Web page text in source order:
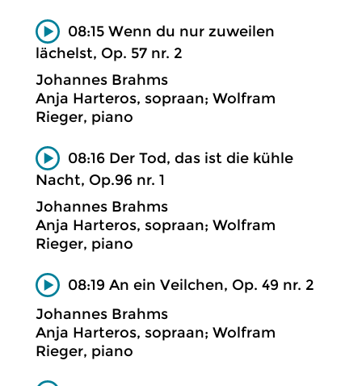
08:15 Wenn du nur zuweilen
lächelst, Op. 57 nr. 2
Johannes Brahms
Anja Harteros, sopraan; Wolfram
Rieger, piano
08:16 Der Tod, das ist die kühle
Nacht, Op.96 nr. 1
Johannes Brahms
Anja Harteros, sopraan; Wolfram
Rieger, piano
08:19 An ein Veilchen, Op. 49 nr. 2
Johannes Brahms
Anja Harteros, sopraan; Wolfram
Rieger, piano